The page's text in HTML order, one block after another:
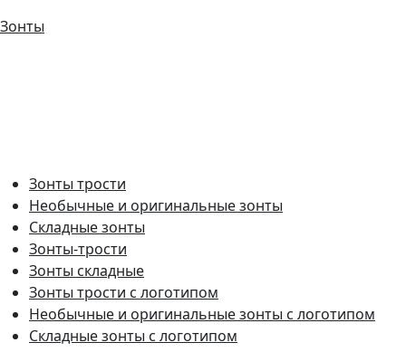
Зонты
Зонты трости
Необычные и оригинальные зонты
Складные зонты
Зонты-трости
Зонты складные
Зонты трости с логотипом
Необычные и оригинальные зонты с логотипом
Складные зонты с логотипом